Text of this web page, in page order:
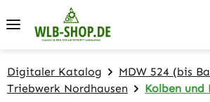
Zum Hauptinhalt springen
Digitaler Katalog
MDW 524 (bis
Triebwerk Nordhausen
Kolben und